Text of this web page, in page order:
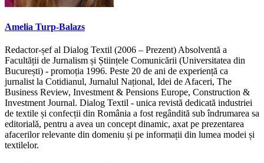
Amelia Turp-Balazs
Redactor-șef al Dialog Textil (2006 – Prezent) Absolventă a
Facultății de Jurnalism și Științele Comunicării (Universitatea din
București) - promoția 1996. Peste 20 de ani de experiență ca
jurnalist la Cotidianul, Jurnalul Național, Idei de Afaceri, The
Business Review, Investment & Pensions Europe, Construction &
Investment Journal. Dialog Textil - unica revistă dedicată industriei
de textile și confecții din România a fost regândită sub îndrumarea sa
editorială, pentru a avea un concept dinamic, axat pe prezentarea
afacerilor relevante din domeniu și pe informații din lumea modei și
textilelor.